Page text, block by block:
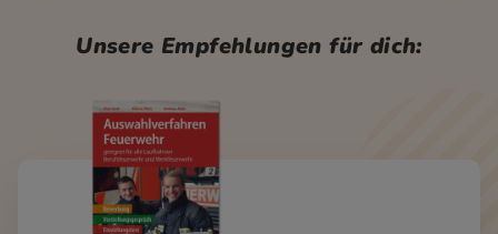
Unsere Empfehlungen für dich: